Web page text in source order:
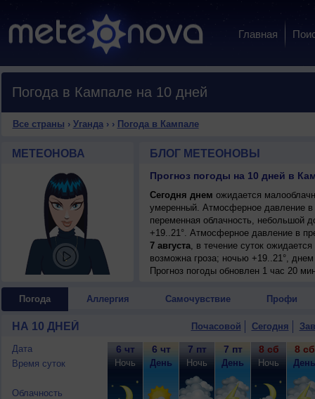
Главная
Погода в Кампале на 10 дней
Все страны › Уганда› › Погода в Кампале
МЕТЕОНОВА БЛОГ МЕТЕОНОВЫ
Прогноз погоды на 10 дней в
Сегодня днем ожидается
умеренный. Атмосферное давление
переменная облачность, небольшой
+19..21°. Атмосферное давление в
7 августа, в течение суток
возможна гроза; ночью +19..21°,
7 августа, ожидается переменная
8 августа, в течение суток
, ожидается переменная
днем +26..28°, ветер южный,
Прогноз погоды обновлен 1 час 20
Погода Аллергия Самочувствие Профи
НА 10 ДНЕЙ Почасовой Сегодня
Дата
Время суток
Облачность
6 чт
Ночь
6 чт
День
7 пт
Ночь
7 пт
День
8 сб
Ночь
8 сб
День